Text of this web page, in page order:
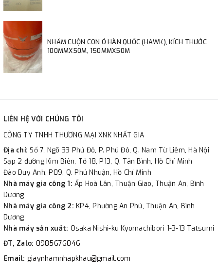
NHÁM CUỘN CON Ó HÀN QUỐC (HAWK), KÍCH THƯỚC
100MMX50M, 150MMX50M
LIÊN HỆ VỚI CHÚNG TÔI
CÔNG TY TNHH THƯƠNG MẠI XNK NHẤT GIA
Địa chỉ:Số 7, Ngõ 33 Phú Đô, P. Phú Đô, Q. Nam Từ Liêm, Hà Nội
Sạp 2 đường Kim Biên, Tổ 18, P13, Q. Tân Bình, Hồ Chí Minh
Đào Duy Anh, P09, Q. Phú Nhuận, Hồ Chí Minh
Nhà máy gia công 1: Ấp Hoà Lân, Thuận Giao, Thuận An, Bình
Dương
Nhà máy gia công 2: KP4, Phường An Phú, Thuận An, Bình
Dương
Nhà máy sản xuất: Osaka Nishi-ku Kyomachibori 1-3-13 Tatsumi
ĐT, Zalo: 0985676046
Email: giaynhamnhapkhau@gmail.com